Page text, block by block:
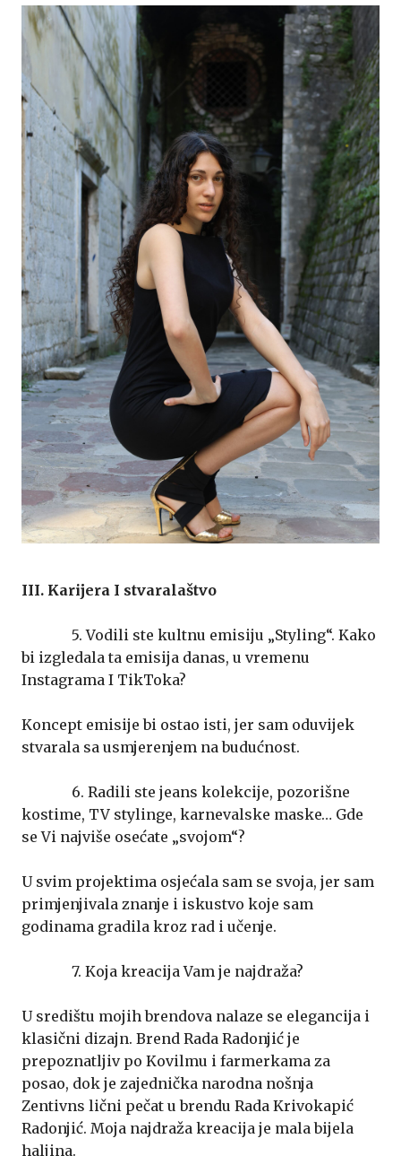
III. Karijera I stvaralaštvo
5. Vodili ste kultnu emisiju „Styling“. Kako
bi izgledala ta emisija danas, u vremenu
Instagrama I TikToka?
Koncept emisije bi ostao isti, jer sam oduvijek
stvarala sa usmjerenjem na budućnost.
6. Radili ste jeans kolekcije, pozorišne
kostime, TV stylinge, karnevalske maske… Gde
se Vi najviše osećate „svojom“?
U svim projektima osjećala sam se svoja, jer sam
primjenjivala znanje i iskustvo koje sam
godinama gradila kroz rad i učenje.
7. Koja kreacija Vam je najdraža?
U središtu mojih brendova nalaze se elegancija i
klasični dizajn. Brend Rada Radonjić je
prepoznatljiv po Kovilmu i farmerkama za
posao, dok je zajednička narodna nošnja
Zentivns lični pečat u brendu Rada Krivokapić
Radonjić. Moja najdraža kreacija je mala bijela
haljina.